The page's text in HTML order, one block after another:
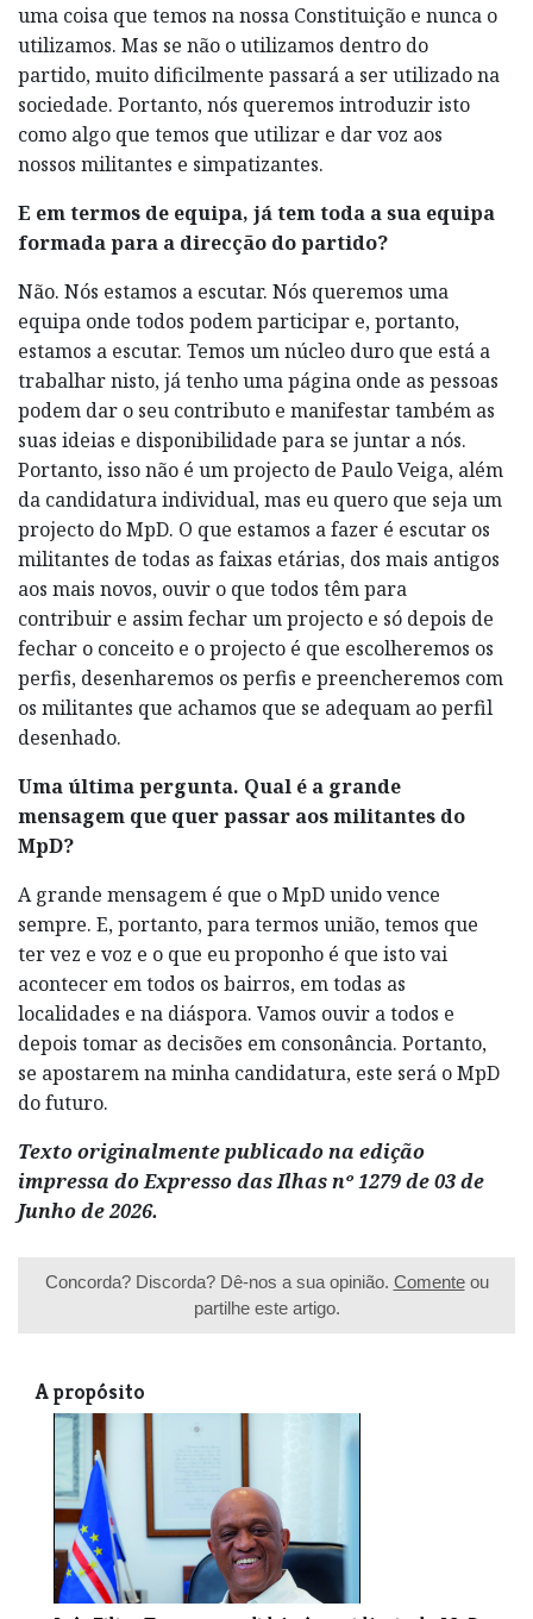
uma coisa que temos na nossa Constituição e nunca o
utilizamos. Mas se não o utilizamos dentro do
partido, muito dificilmente passará a ser utilizado na
sociedade. Portanto, nós queremos introduzir isto
como algo que temos que utilizar e dar voz aos
nossos militantes e simpatizantes.
E em termos de equipa, já tem toda a sua equipa
formada para a direcção do partido?
Não. Nós estamos a escutar. Nós queremos uma
equipa onde todos podem participar e, portanto,
estamos a escutar. Temos um núcleo duro que está a
trabalhar nisto, já tenho uma página onde as pessoas
podem dar o seu contributo e manifestar também as
suas ideias e disponibilidade para se juntar a nós.
Portanto, isso não é um projecto de Paulo Veiga, além
da candidatura individual, mas eu quero que seja um
projecto do MpD. O que estamos a fazer é escutar os
militantes de todas as faixas etárias, dos mais antigos
aos mais novos, ouvir o que todos têm para
contribuir e assim fechar um projecto e só depois de
fechar o conceito e o projecto é que escolheremos os
perfis, desenharemos os perfis e preencheremos com
os militantes que achamos que se adequam ao perfil
desenhado.
Uma última pergunta. Qual é a grande
mensagem que quer passar aos militantes do
MpD?
A grande mensagem é que o MpD unido vence
sempre. E, portanto, para termos união, temos que
ter vez e voz e o que eu proponho é que isto vai
acontecer em todos os bairros, em todas as
localidades e na diáspora. Vamos ouvir a todos e
depois tomar as decisões em consonância. Portanto,
se apostarem na minha candidatura, este será o MpD
do futuro.
Texto originalmente publicado na edição
impressa do Expresso das Ilhas nº 1279 de 03 de
Junho de 2026.
Concorda? Discorda? Dê-nos a sua opinião. Comenteou
partilhe este artigo.
A propósito